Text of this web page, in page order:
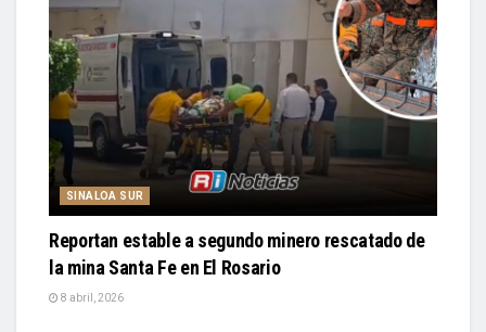
SINALOA SUR
Reportan estable a segundo minero rescatado de
la mina Santa Fe en El Rosario
8 abril, 2026